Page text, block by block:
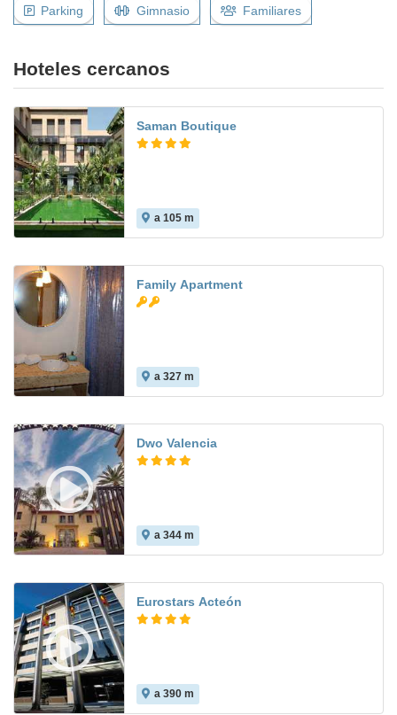
Parking Gimnasio Familiares
Hoteles cercanos
Saman Boutique
a 105 m
Family Apartment
a 327 m
Dwo Valencia
a 344 m
Eurostars Acteón
a 390 m